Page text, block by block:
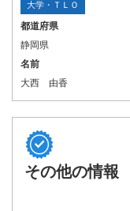
大学・ＴＬＯ
都道府県
静岡県
名前
大西 由香
その他の情報